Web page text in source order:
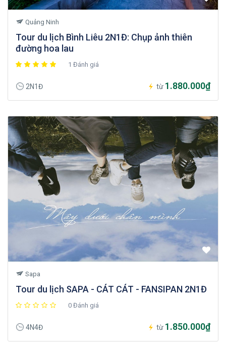
Quảng Ninh
Tour du lịch Bình Liêu 2N1Đ: Chụp ảnh thiên
đường hoa lau
1 Đánh giá
2N1Đ từ 1.880.000₫
Sapa
Tour du lịch SAPA - CÁT CÁT - FANSIPAN 2N1Đ
0 Đánh giá
4N4Đ từ 1.850.000₫